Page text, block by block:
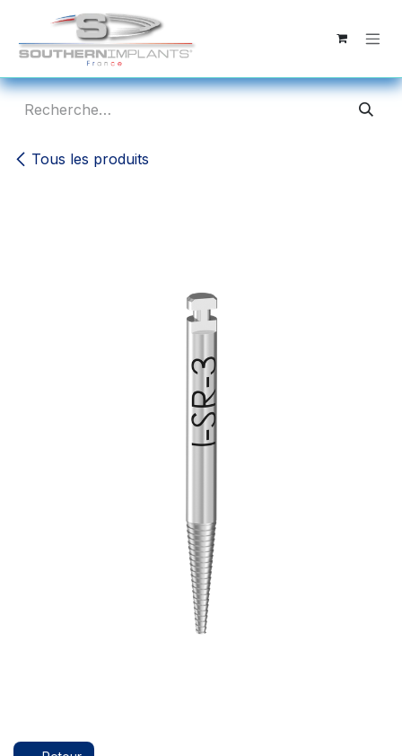
Se rendre au contenu
Tous les produits